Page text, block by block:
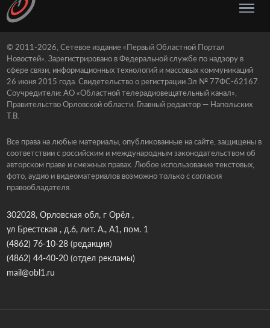
© 2011-2026, Сетевое издание «Первый Областной Портал
Новостей». Зарегистрировано в Федеральной службе по надзору в
сфере связи, информационных технологий и массовых коммуникаций
26 июня 2015 года. Свидетельство о регистрации Эл № 77ФС-62167.
Соучредители: АО «Областной телерадиовещательный канал»,
Правительство Орловской области. Главный редактор — Напольских
Т.В.
Все права на любые материалы, опубликованные на сайте, защищены в
соответствии с российским и международным законодательством об
авторском праве и смежных правах. Любое использование текстовых,
фото, аудио и видеоматериалов возможно только с согласия
правообладателя.
302028, Орловская обл, г Орёл ,
ул Брестская , д.6, лит. А., А1, пом. 1
(4862) 76-10-28(редакция)
(4862) 44-40-20(отдел рекламы)
mail@obl1.ru